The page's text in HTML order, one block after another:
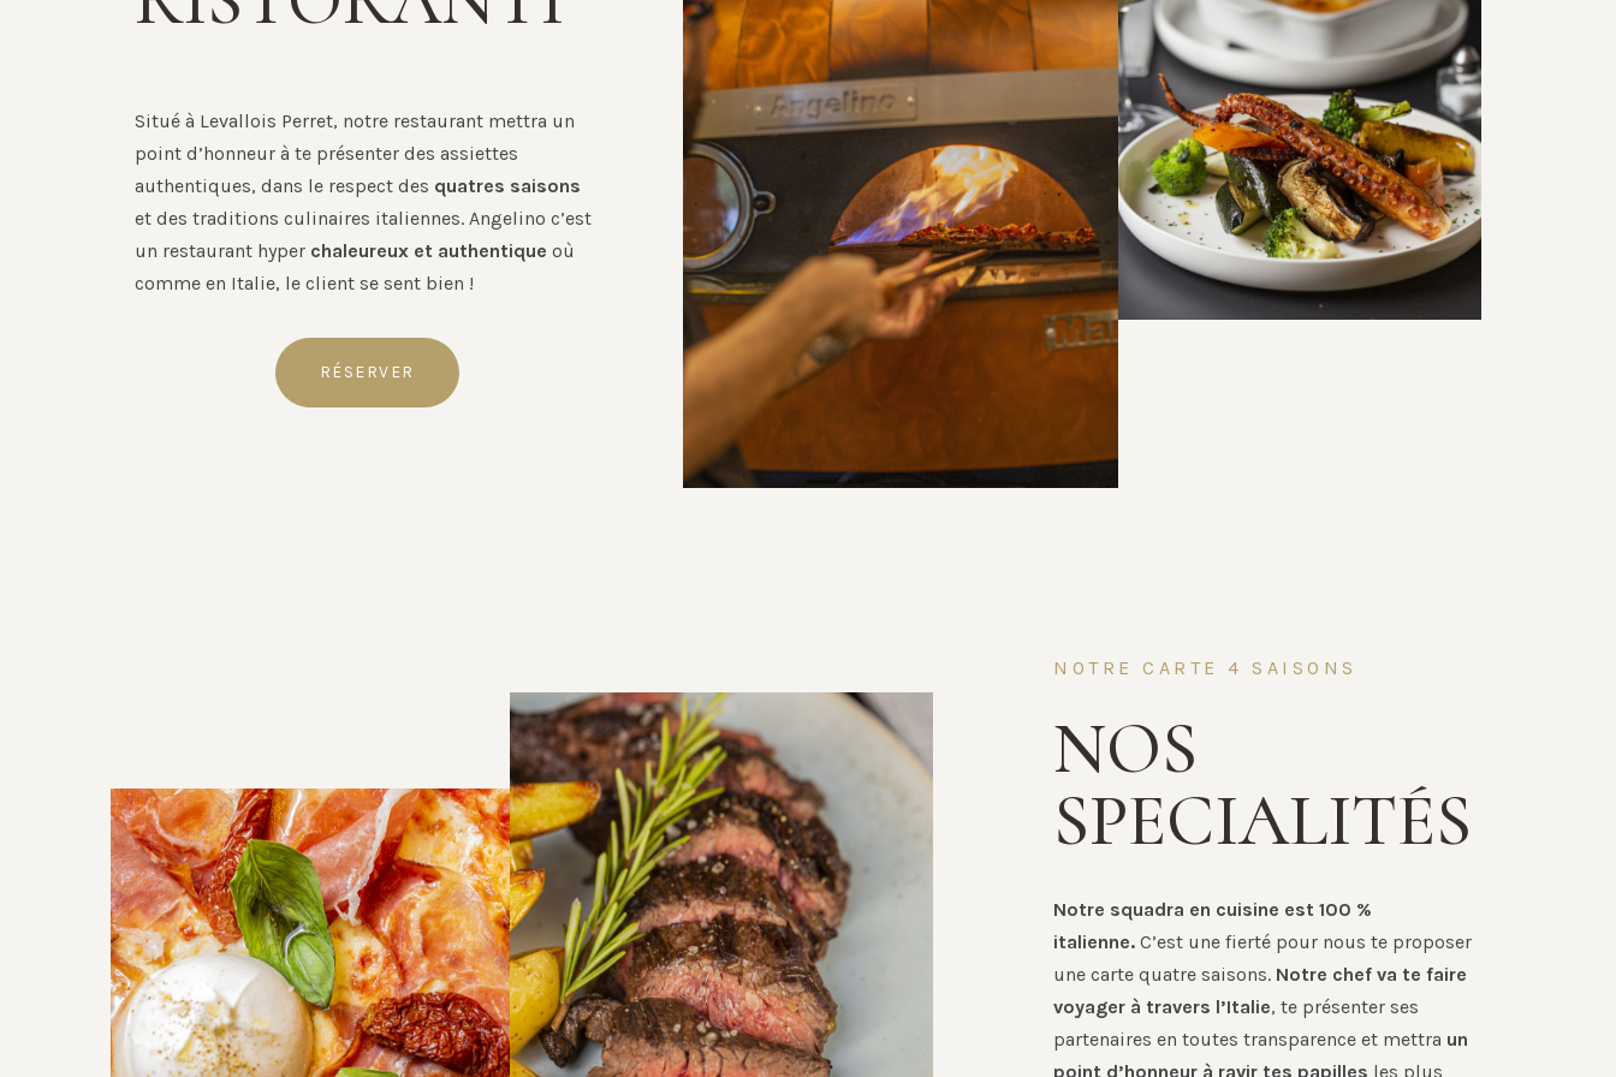
Situé à Levallois Perret, notre restaurant mettra un
point d’honneur à te présenter des assiettes
authentiques, dans le respect des quatres saisons
et des traditions culinaires italiennes. Angelino c’est
un restaurant hyper chaleureux et authentique où
comme en Italie, le client se sent bien !
RÉSERVER
NOTRE CARTE 4 SAISONS
NOS
SPECIALITÉS
Notre squadra en cuisine est 100 %
italienne. C’est une fierté pour nous te proposer
une carte quatre saisons. Notre chef va te faire
voyager à travers l’Italie, te présenter ses
partenaires en toutes transparence et mettra un
point d’honneur à ravir tes papilles les plus